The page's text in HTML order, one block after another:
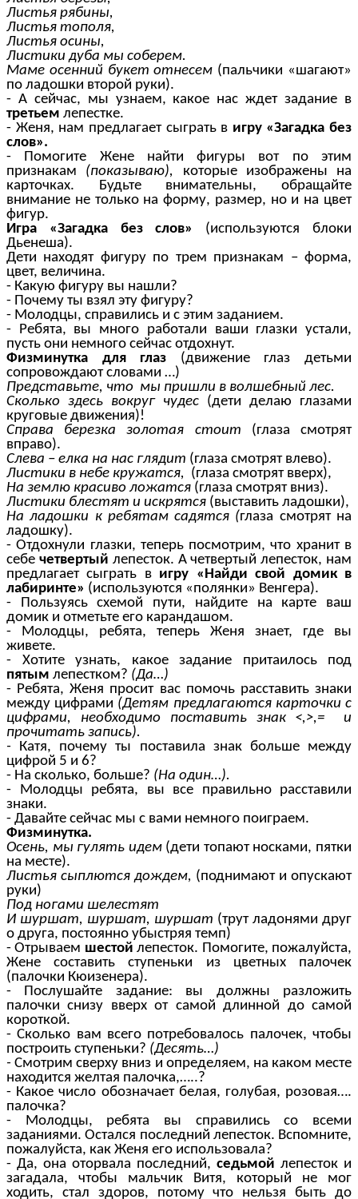
Листья рябины,
Листья тополя,
Листья осины,
Листики дуба мы соберем.
Маме осенний букет отнесем (пальчики «шагают»
по ладошки второй руки).
- А сейчас, мы узнаем, какое нас ждет задание в
третьем лепестке.
- Женя, нам предлагает сыграть в игру «Загадка без
слов».
- Помогите Жене найти фигуры вот по этим
признакам (показываю),
которые изображены на
карточках. Будьте внимательны, обращайте
внимание не только на форму, размер, но и на цвет
фигур.
Игра «Загадка без слов» (используются блоки
Дьенеша).
Дети находят фигуру по трем признакам – форма,
цвет, величина.
- Какую фигуру вы нашли?
- Почему ты взял эту фигуру?
- Молодцы, справились и с этим заданием.
- Ребята, вы много работали ваши глазки устали,
пусть они немного сейчас отдохнут.
Физминутка для глаз (движение глаз детьми
сопровождают словами …)
Представьте, что мы пришли в волшебный лес.
Сколько здесь вокруг чудес (дети делаю глазами
круговые движения)!
Справа березка золотая стоит (глаза смотрят
вправо).
Слева – елка на нас глядит (глаза смотрят влево).
Листики в небе кружатся, (глаза смотрят вверх),
На землю красиво ложатся (глаза смотрят вниз).
Листики блестят и искрятся (выставить ладошки),
На ладошки к ребятам садятся (глаза смотрят на
ладошку).
- Отдохнули глазки, теперь посмотрим, что хранит в
себе четвертый лепесток. А четвертый лепесток, нам
предлагает сыграть в игру «Найди свой домик в
лабиринте» (используются «полянки» Венгера).
- Пользуясь схемой пути, найдите на карте ваш
домик и отметьте его карандашом.
- Молодцы, ребята, теперь Женя знает, где вы
живете.
- Хотите узнать, какое задание притаилось под
пятым лепестком? (Да…)
- Ребята, Женя просит вас помочь расставить знаки
между цифрами (Детям предлагаются карточки с
цифрами, необходимо поставить знак <,>,= и
прочитать запись).
-
Катя, почему ты поставила знак больше между
цифрой 5 и 6?
- На сколько, больше? (На один…).
- Молодцы ребята, вы все правильно расставили
знаки.
- Давайте сейчас мы с вами немного поиграем.
Физминутка.
Осень, мы гулять идем (дети топают носками, пятки
на месте).
Листья сыплются дождем, (поднимают и опускают
руки)
Под ногами шелестят
И шуршат, шуршат, шуршат (трут ладонями друг
о друга, постоянно убыстряя темп)
- Отрываем шестой лепесток. Помогите, пожалуйста,
Жене составить ступеньки из цветных палочек
(палочки Кюизенера).
- Послушайте задание: вы должны разложить
палочки снизу вверх от самой длинной до самой
короткой.
- Сколько вам всего потребовалось палочек, чтобы
построить ступеньки? (Десять…)
-Смотрим сверху вниз и определяем, на каком месте
находится желтая палочка,…..?
- Какое число обозначает белая, голубая, розовая….
палочка?
- Молодцы, ребята вы справились со всеми
заданиями. Остался последний лепесток. Вспомните,
пожалуйста, как Женя его использовала?
- Да, она оторвала последний, седьмой лепесток и
загадала, чтобы мальчик Витя, который не мог
ходить, стал здоров, потому что нельзя быть до